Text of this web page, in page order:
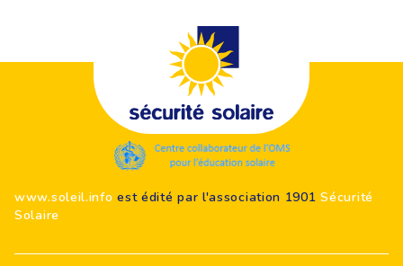
www.soleil.info est édité par l'association 1901Sécurité
Solaire